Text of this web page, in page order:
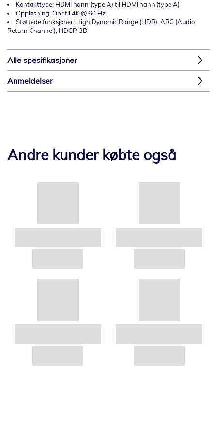
Kontakttype: HDMI hann (type A) til HDMI hann (type A)
Oppløsning: Opptil 4K @ 60 Hz
Støttede funksjoner: High Dynamic Range (HDR), ARC (Audio
Return Channel), HDCP, 3D
Alle spesifikasjoner
Anmeldelser
Andre kunder købte også